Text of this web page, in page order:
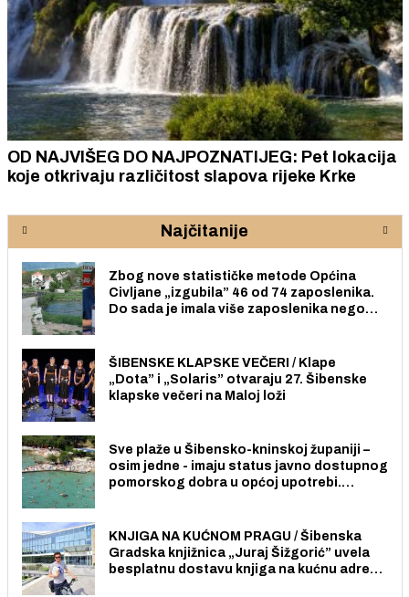
OD NAJVIŠEG DO NAJPOZNATIJEG: Pet lokacija
koje otkrivaju različitost slapova rijeke Krke
Najčitanije
Zbog nove statističke metode Općina
Civljane „izgubila” 46 od 74 zaposlenika.
Do sada je imala više zaposlenika nego
ŠIBENSKE KLAPSKE VEČERI / Klape
„Dota” i „Solaris” otvaraju 27. Šibenske
klapske večeri na Maloj loži
Sve plaže u Šibensko-kninskoj županiji –
osim jedne - imaju status javno dostupnog
pomorskog dobra u općoj upotrebi.
KNJIGA NA KUĆNOM PRAGU / Šibenska
Gradska knjižnica „Juraj Šižgorić” uvela
besplatnu dostavu knjiga na kućnu adresu